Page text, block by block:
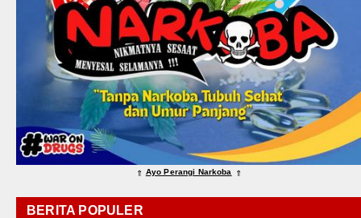
⇑ Ayo Perangi Narkoba ⇑
BERITA POPULER